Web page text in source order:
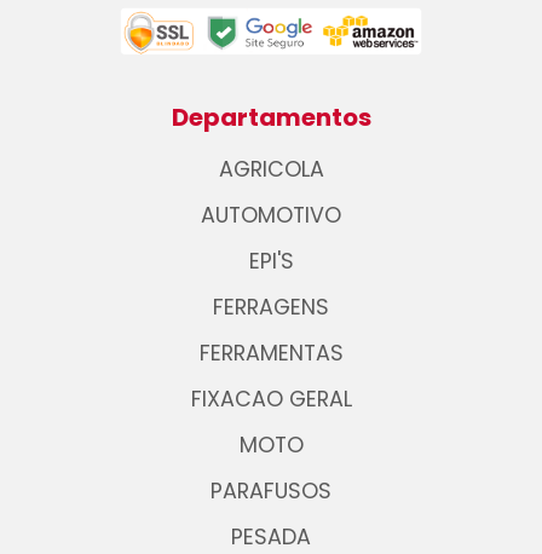
Departamentos
AGRICOLA
AUTOMOTIVO
EPI'S
FERRAGENS
FERRAMENTAS
FIXACAO GERAL
MOTO
PARAFUSOS
PESADA